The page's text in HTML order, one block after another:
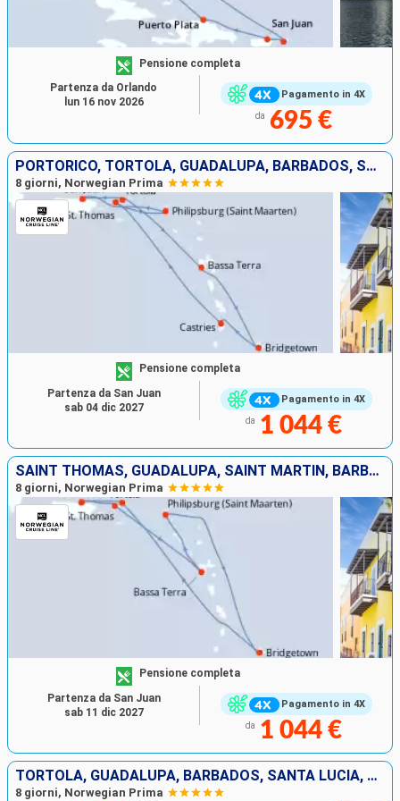
Pagamento in 4X
Pensione completa
da 695 €
Partenza da Orlando
lun 16 nov 2026
PORTORICO, TORTOLA, GUADALUPA, BARBADOS, SANTA LUCIA, SAINT THOMAS, SAINT MARTIN
8 giorni, Norwegian Prima
Pagamento in 4X
Pensione completa
da 1 044 €
Partenza da San Juan
sab 04 dic 2027
SAINT THOMAS, GUADALUPA, SAINT MARTIN, BARBADOS, TORTOLA, PORTORICO
8 giorni, Norwegian Prima
Pagamento in 4X
Pensione completa
da 1 044 €
Partenza da San Juan
sab 11 dic 2027
TORTOLA, GUADALUPA, BARBADOS, SANTA LUCIA, SAINT MARTIN, SAINT THOMAS, PORTORICO
8 giorni, Norwegian Prima